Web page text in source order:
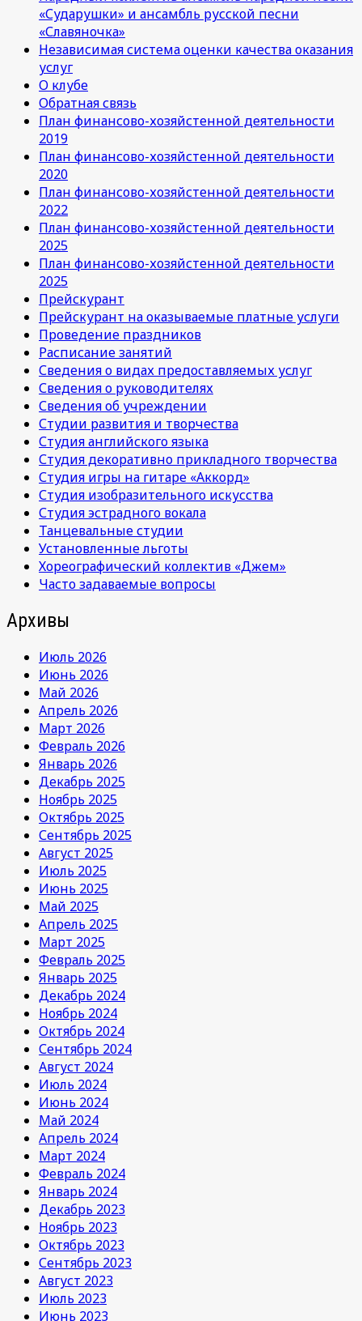
«Сударушки» и ансамбль русской песни
«Славяночка»
Независимая система оценки качества оказания
услуг
О клубе
Обратная связь
План финансово-хозяйстенной деятельности
2019
План финансово-хозяйстенной деятельности
2020
План финансово-хозяйстенной деятельности
2022
План финансово-хозяйстенной деятельности
2025
План финансово-хозяйстенной деятельности
2025
Прейскурант
Прейскурант на оказываемые платные услуги
Проведение праздников
Расписание занятий
Сведения о видах предоставляемых услуг
Сведения о руководителях
Сведения об учреждении
Студии развития и творчества
Студия английского языка
Студия декоративно прикладного творчества
Студия игры на гитаре «Аккорд»
Студия изобразительного искусства
Студия эстрадного вокала
Танцевальные студии
Установленные льготы
Хореографический коллектив «Джем»
Часто задаваемые вопросы
Архивы
Июль 2026
Июнь 2026
Май 2026
Апрель 2026
Март 2026
Февраль 2026
Январь 2026
Декабрь 2025
Ноябрь 2025
Октябрь 2025
Сентябрь 2025
Август 2025
Июль 2025
Июнь 2025
Май 2025
Апрель 2025
Март 2025
Февраль 2025
Январь 2025
Декабрь 2024
Ноябрь 2024
Октябрь 2024
Сентябрь 2024
Август 2024
Июль 2024
Июнь 2024
Май 2024
Апрель 2024
Март 2024
Февраль 2024
Январь 2024
Декабрь 2023
Ноябрь 2023
Октябрь 2023
Сентябрь 2023
Август 2023
Июль 2023
Июнь 2023